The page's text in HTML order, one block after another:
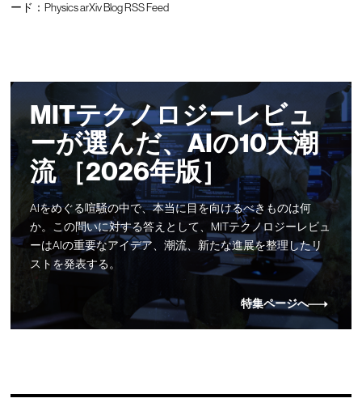
ード： Physics arXiv Blog RSS Feed
MITテクノロジーレビュ
ーが選んだ、AIの10大潮
流 ［2026年版］
AIをめぐる喧騒の中で、本当に目を向けるべきものは何
か。この問いに対する答えとして、MITテクノロジーレビュ
ーはAIの重要なアイデア、潮流、新たな進展を整理したリ
ストを発表する。
特集ページへ